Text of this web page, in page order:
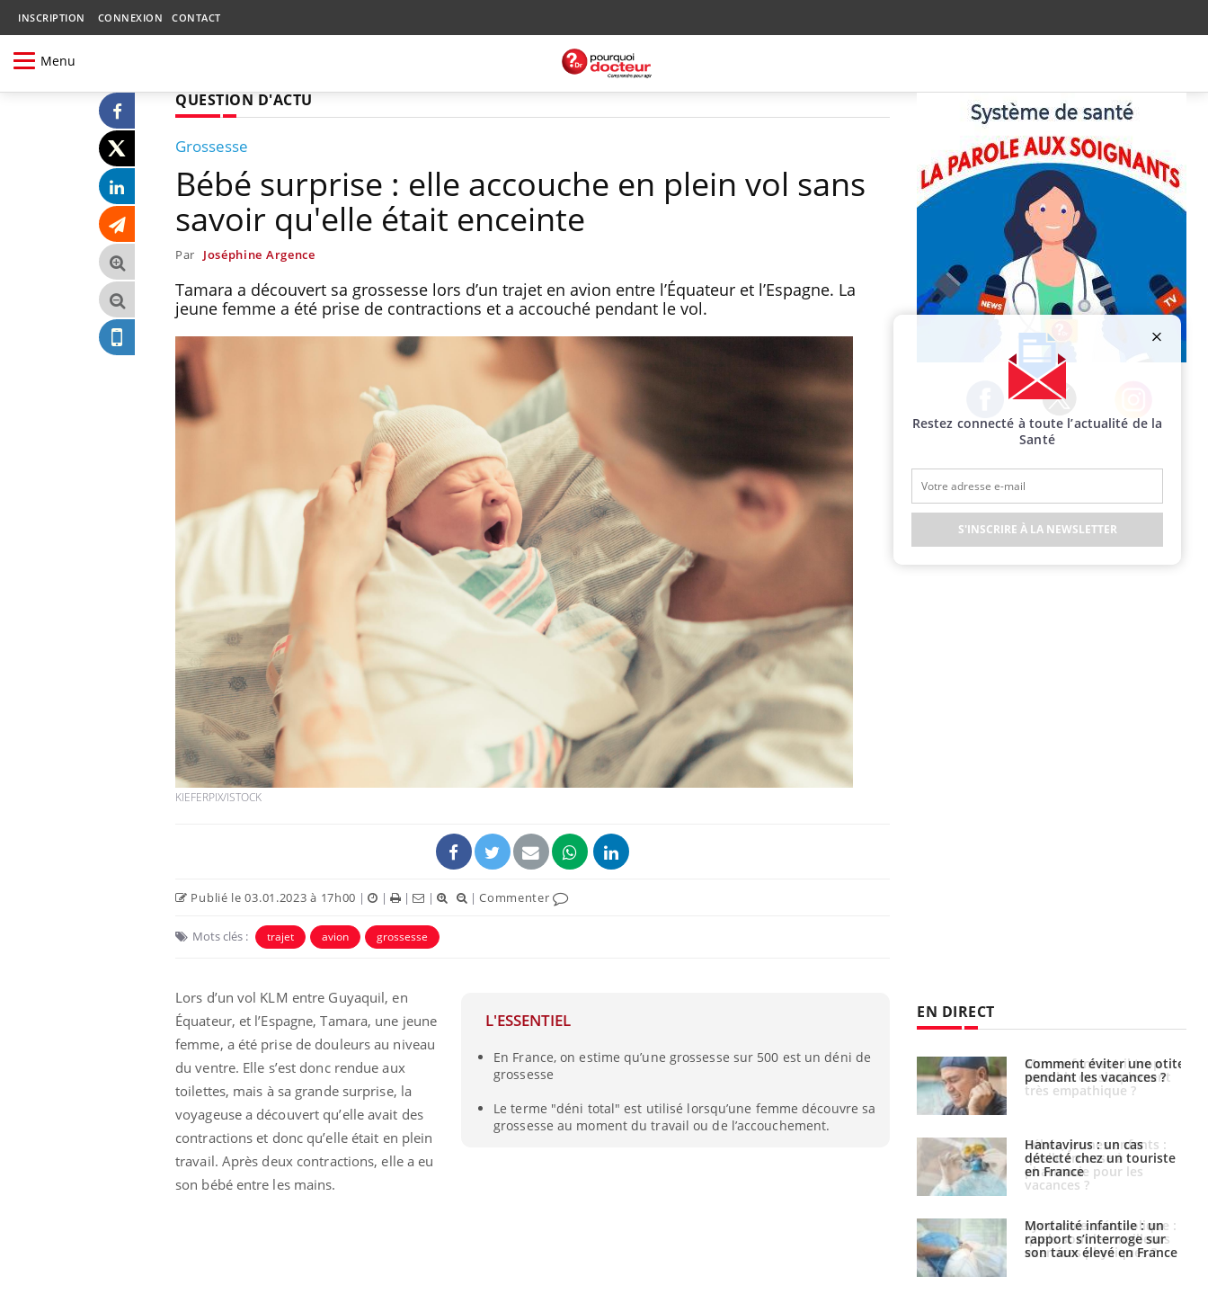
INSCRIPTION CONNEXION CONTACT
Menu
QUESTION D'ACTU
Grossesse
Bébé surprise : elle accouche en plein vol sans
savoir qu'elle était enceinte
Par Joséphine Argence
Tamara a découvert sa grossesse lors d’un trajet en avion entre l’Équateur et l’Espagne. La
jeune femme a été prise de contractions et a accouché pendant le vol.
KIEFERPIX/ISTOCK
Publié le 03.01.2023 à 17h00 | | | | |Commenter
Mots clés : trajet avion grossesse
L'ESSENTIEL
En France, on estime qu’une grossesse sur 500 est un déni de
grossesse
Le terme "déni total" est utilisé lorsqu’une femme découvre sa
grossesse au moment du travail ou de l’accouchement.
Lors d’un vol KLM entre Guyaquil, en
Équateur, et l’Espagne, Tamara, une jeune
femme, a été prise de douleurs au niveau
du ventre. Elle s’est donc rendue aux
toilettes, mais à sa grande surprise, la
voyageuse a découvert qu’elle avait des
contractions et donc qu’elle était en plein
travail. Après deux contractions, elle a eu
son bébé entre les mains.
Facebook Twitter Instagram
EN DIRECT
Vélo : et si vos douleurs
n’étaient pas liées à
l’effort ?
Les crises d’angoisse
peuvent-elles survenir
sans raison apparente ?
Et si les caries pouvaient
bientôt disparaître sans
Mon enfant est-il trop Comment éviter une otite
pendant les vacances ?
Hantavirus : un cas
détecté chez un touriste
en France
Mortalité infantile : un
rapport s’interroge sur
son taux élevé en France
Restez connecté à toute l’actualité de la
Santé
S'INSCRIRE À LA NEWSLETTER